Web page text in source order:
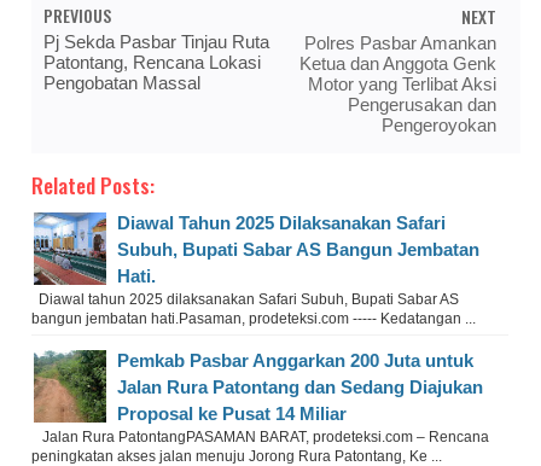
PREVIOUS
Pj Sekda Pasbar Tinjau Ruta
Patontang, Rencana Lokasi
Pengobatan Massal
NEXT
Polres Pasbar Amankan
Ketua dan Anggota Genk
Motor yang Terlibat Aksi
Pengerusakan dan
Pengeroyokan
Related Posts:
Diawal Tahun 2025 Dilaksanakan Safari
Subuh, Bupati Sabar AS Bangun Jembatan
Hati.
Diawal tahun 2025 dilaksanakan Safari Subuh, Bupati Sabar AS
bangun jembatan hati.Pasaman, prodeteksi.com ----- Kedatangan ...
Pemkab Pasbar Anggarkan 200 Juta untuk
Jalan Rura Patontang dan Sedang Diajukan
Proposal ke Pusat 14 Miliar
Jalan Rura PatontangPASAMAN BARAT, prodeteksi.com – Rencana
peningkatan akses jalan menuju Jorong Rura Patontang, Ke ...